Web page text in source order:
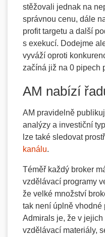
stěžovali jednak na
správnou cenu, dále
profit targetu a další
s exekucí. Dodejme
vyváží oproti
začíná již na 0 pipech
AM nabízí
AM pravidelně
analýzy a investiční
lze také sledovat
kanálu.
Téměř každý broker
vzdělávací programy
že velké množství
tak není úplně vhodné
Admirals je, že v
vzdělávací materiály,